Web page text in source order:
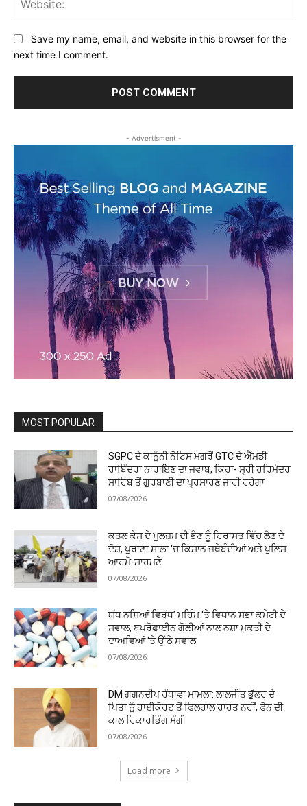
Save my name, email, and website in this browser for the
next time I comment.
- Advertisment -
MOST POPULAR
SGPC ਦੇ ਕਾਨੂੰਨੀ ਨੋਟਿਸ ਮਗਰੋਂ GTC ਦੇ ਐੱਮਡੀ
ਰਾਬਿੰਦਰਾ ਨਾਰਾਇਣ ਦਾ ਜਵਾਬ, ਕਿਹਾ- ਸ੍ਰੀ ਹਰਿਮੰਦਰ
ਸਾਹਿਬ ਤੋਂ ਗੁਰਬਾਣੀ ਦਾ ਪ੍ਰਸਾਰਣ ਜਾਰੀ ਰਹੇਗਾ
07/08/2026
ਕਤਲ ਕੇਸ ਦੇ ਮੁਲਜ਼ਮ ਦੀ ਭੈਣ ਨੂੰ ਹਿਰਾਸਤ ਵਿੱਚ ਲੈਣ ਦੇ
ਦੋਸ਼, ਪੁਰਾਣਾ ਸ਼ਾਲਾ ‘ਚ ਕਿਸਾਨ ਜਥੇਬੰਦੀਆਂ ਅਤੇ ਪੁਲਿਸ
ਆਹਮੋ-ਸਾਹਮਣੇ
07/08/2026
ਯੁੱਧ ਨਸ਼ਿਆਂ ਵਿਰੁੱਧ’ ਮੁਹਿੰਮ ‘ਤੇ ਵਿਧਾਨ ਸਭਾ ਕਮੇਟੀ ਦੇ
ਸਵਾਲ, ਬੁਪਰੋਫਾਈਨ ਗੋਲੀਆਂ ਨਾਲ ਨਸ਼ਾ ਮੁਕਤੀ ਦੇ
ਦਾਅਵਿਆਂ ‘ਤੇ ਉੱਠੇ ਸਵਾਲ
07/08/2026
DM ਗਗਨਦੀਪ ਰੰਧਾਵਾ ਮਾਮਲਾ: ਲਾਲਜੀਤ ਭੁੱਲਰ ਦੇ
ਪਿਤਾ ਨੂੰ ਹਾਈਕੋਰਟ ਤੋਂ ਫਿਲਹਾਲ ਰਾਹਤ ਨਹੀਂ, ਫੋਨ ਦੀ
ਕਾਲ ਰਿਕਾਰਡਿੰਗ ਮੰਗੀ
07/08/2026
Load more